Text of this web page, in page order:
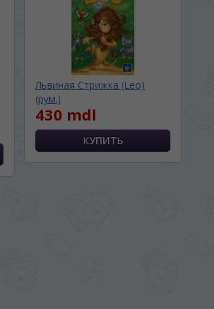
Львиная Стрижка (Leo)
(рум.)
430 mdl